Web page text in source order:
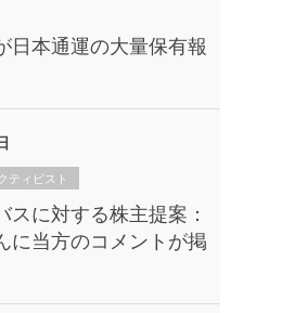
日本通運の大量保有報
ティビスト
スに対する株主提案：
に当方のコメントが掲